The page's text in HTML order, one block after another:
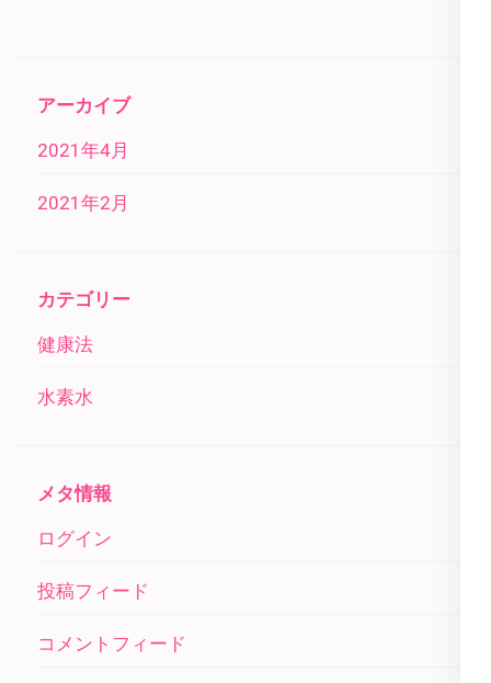
アーカイブ
2021年4月
2021年2月
カテゴリー
健康法
水素水
メタ情報
ログイン
投稿フィード
コメントフィード